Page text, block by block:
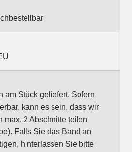
am Stück geliefert. Sofern
kann es sein, dass wir
max. 2 Abschnitte teilen
Falls Sie das Band an
hinterlassen Sie bitte